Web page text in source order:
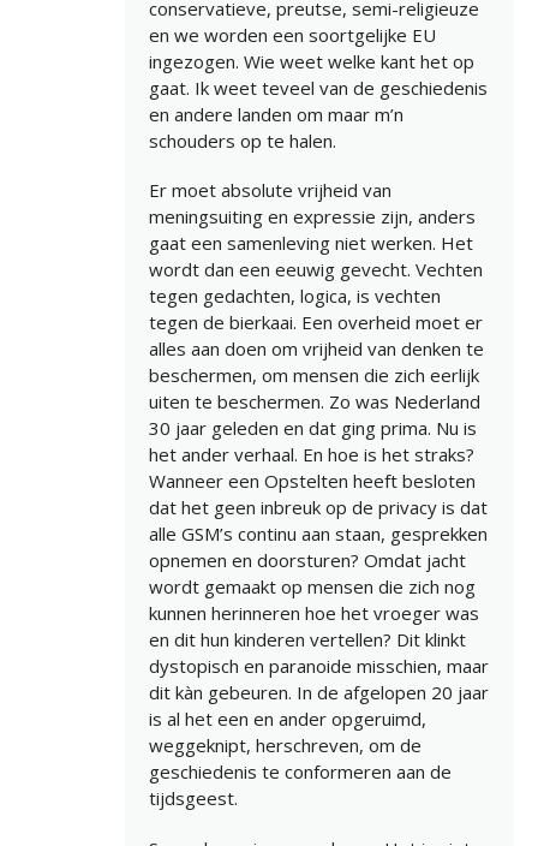
conservatieve, preutse, semi-religieuze
en we worden een soortgelijke EU
ingezogen. Wie weet welke kant het op
gaat. Ik weet teveel van de geschiedenis
en andere landen om maar m’n
schouders op te halen.
Er moet absolute vrijheid van
meningsuiting en expressie zijn, anders
gaat een samenleving niet werken. Het
wordt dan een eeuwig gevecht. Vechten
tegen gedachten, logica, is vechten
tegen de bierkaai. Een overheid moet er
alles aan doen om vrijheid van denken te
beschermen, om mensen die zich eerlijk
uiten te beschermen. Zo was Nederland
30 jaar geleden en dat ging prima. Nu is
het ander verhaal. En hoe is het straks?
Wanneer een Opstelten heeft besloten
dat het geen inbreuk op de privacy is dat
alle GSM’s continu aan staan, gesprekken
opnemen en doorsturen? Omdat jacht
wordt gemaakt op mensen die zich nog
kunnen herinneren hoe het vroeger was
en dit hun kinderen vertellen? Dit klinkt
dystopisch en paranoide misschien, maar
dit kàn gebeuren. In de afgelopen 20 jaar
is al het een en ander opgeruimd,
weggeknipt, herschreven, om de
geschiedenis te conformeren aan de
tijdsgeest.